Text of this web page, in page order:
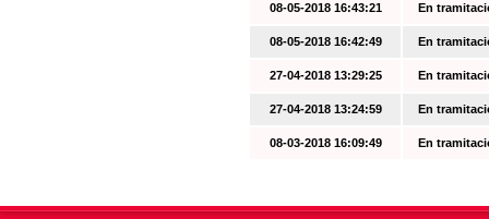
08-05-2018 16:43:21 En
08-05-2018 16:42:49 En
27-04-2018 13:29:25 En
27-04-2018 13:24:59 En
08-03-2018 16:09:49 En